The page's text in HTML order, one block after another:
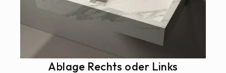
Ablage Rechts oder Links